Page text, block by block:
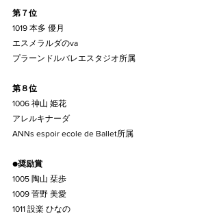
第７位
1019 本多 優月
エスメラルダのva
プラーンドルバレエスタジオ所属
第８位
1006 神山 姫花
アレルキナーダ
ANNs espoir ecole de Ballet所属
●奨励賞
1005 陶山 栞歩
1009 菅野 美愛
1011 設楽 ひなの